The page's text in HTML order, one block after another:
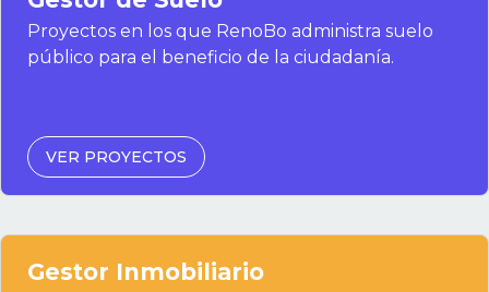
Proyectos en los que RenoBo administra suelo
público para el beneficio de la ciudadanía.
VER PROYECTOS
Gestor Inmobiliario